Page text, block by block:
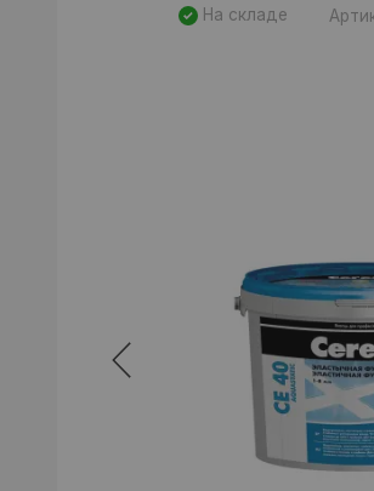
На складе